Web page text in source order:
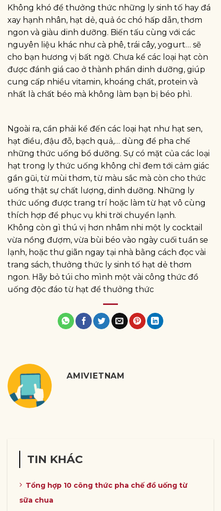
Không khó để thưởng thức những ly sinh tố hay đá
xay hạnh nhân, hạt dẻ, quả óc chó hấp dẫn, thơm
ngon và giàu dinh dưỡng. Biến tấu cùng với các
nguyên liệu khác như cà phê, trái cây, yogurt… sẽ
cho bạn hương vị bất ngờ. Chưa kể các loại hạt còn
được đánh giá cao ở thành phần dinh dưỡng, giúp
cung cấp nhiều vitamin, khoáng chất, protein và
nhất là chất béo mà không làm bạn bị béo phì.
Ngoài ra, cần phải kể đến các loại hạt như hạt sen,
hạt điều, đậu đỗ, bạch quả,… dùng để pha chế
những thức uống bổ dưỡng. Sự có mặt của các loại
hạt trong ly thức uống không chỉ đem tới cảm giác
gần gũi, từ mùi thơm, từ màu sắc mà còn cho thức
uống thật sự chất lượng, dinh dưỡng. Những ly
thức uống được trang trí hoặc làm từ hạt vô cùng
thích hợp để phục vụ khi trời chuyển lạnh.
Không còn gì thú vị hơn nhâm nhi một ly cocktail
vừa nồng đượm, vừa bùi béo vào ngày cuối tuần se
lạnh, hoặc thư giãn ngay tại nhà bằng cách đọc vài
trang sách, thưởng thức ly sinh tố hạt dẻ thơm
ngon. Hãy bỏ túi cho mình một vài công thức đồ
uống độc đáo từ hạt để thưởng thức
AMIVIETNAM
TIN KHÁC
Tổng hợp 10 công thức pha chế đồ uống từ
sữa chua